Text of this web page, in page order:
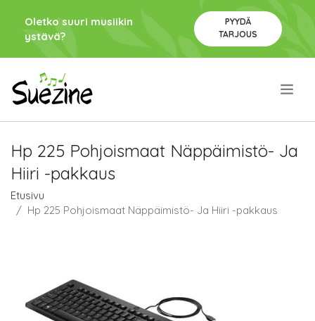
Oletko suuri musiikin
ystävä?
PYYDÄ
TARJOUS
Hp 225 Pohjoismaat Näppäimistö- Ja
Hiiri -pakkaus
Etusivu
Hp 225 Pohjoismaat Näppäimistö- Ja Hiiri -pakkaus